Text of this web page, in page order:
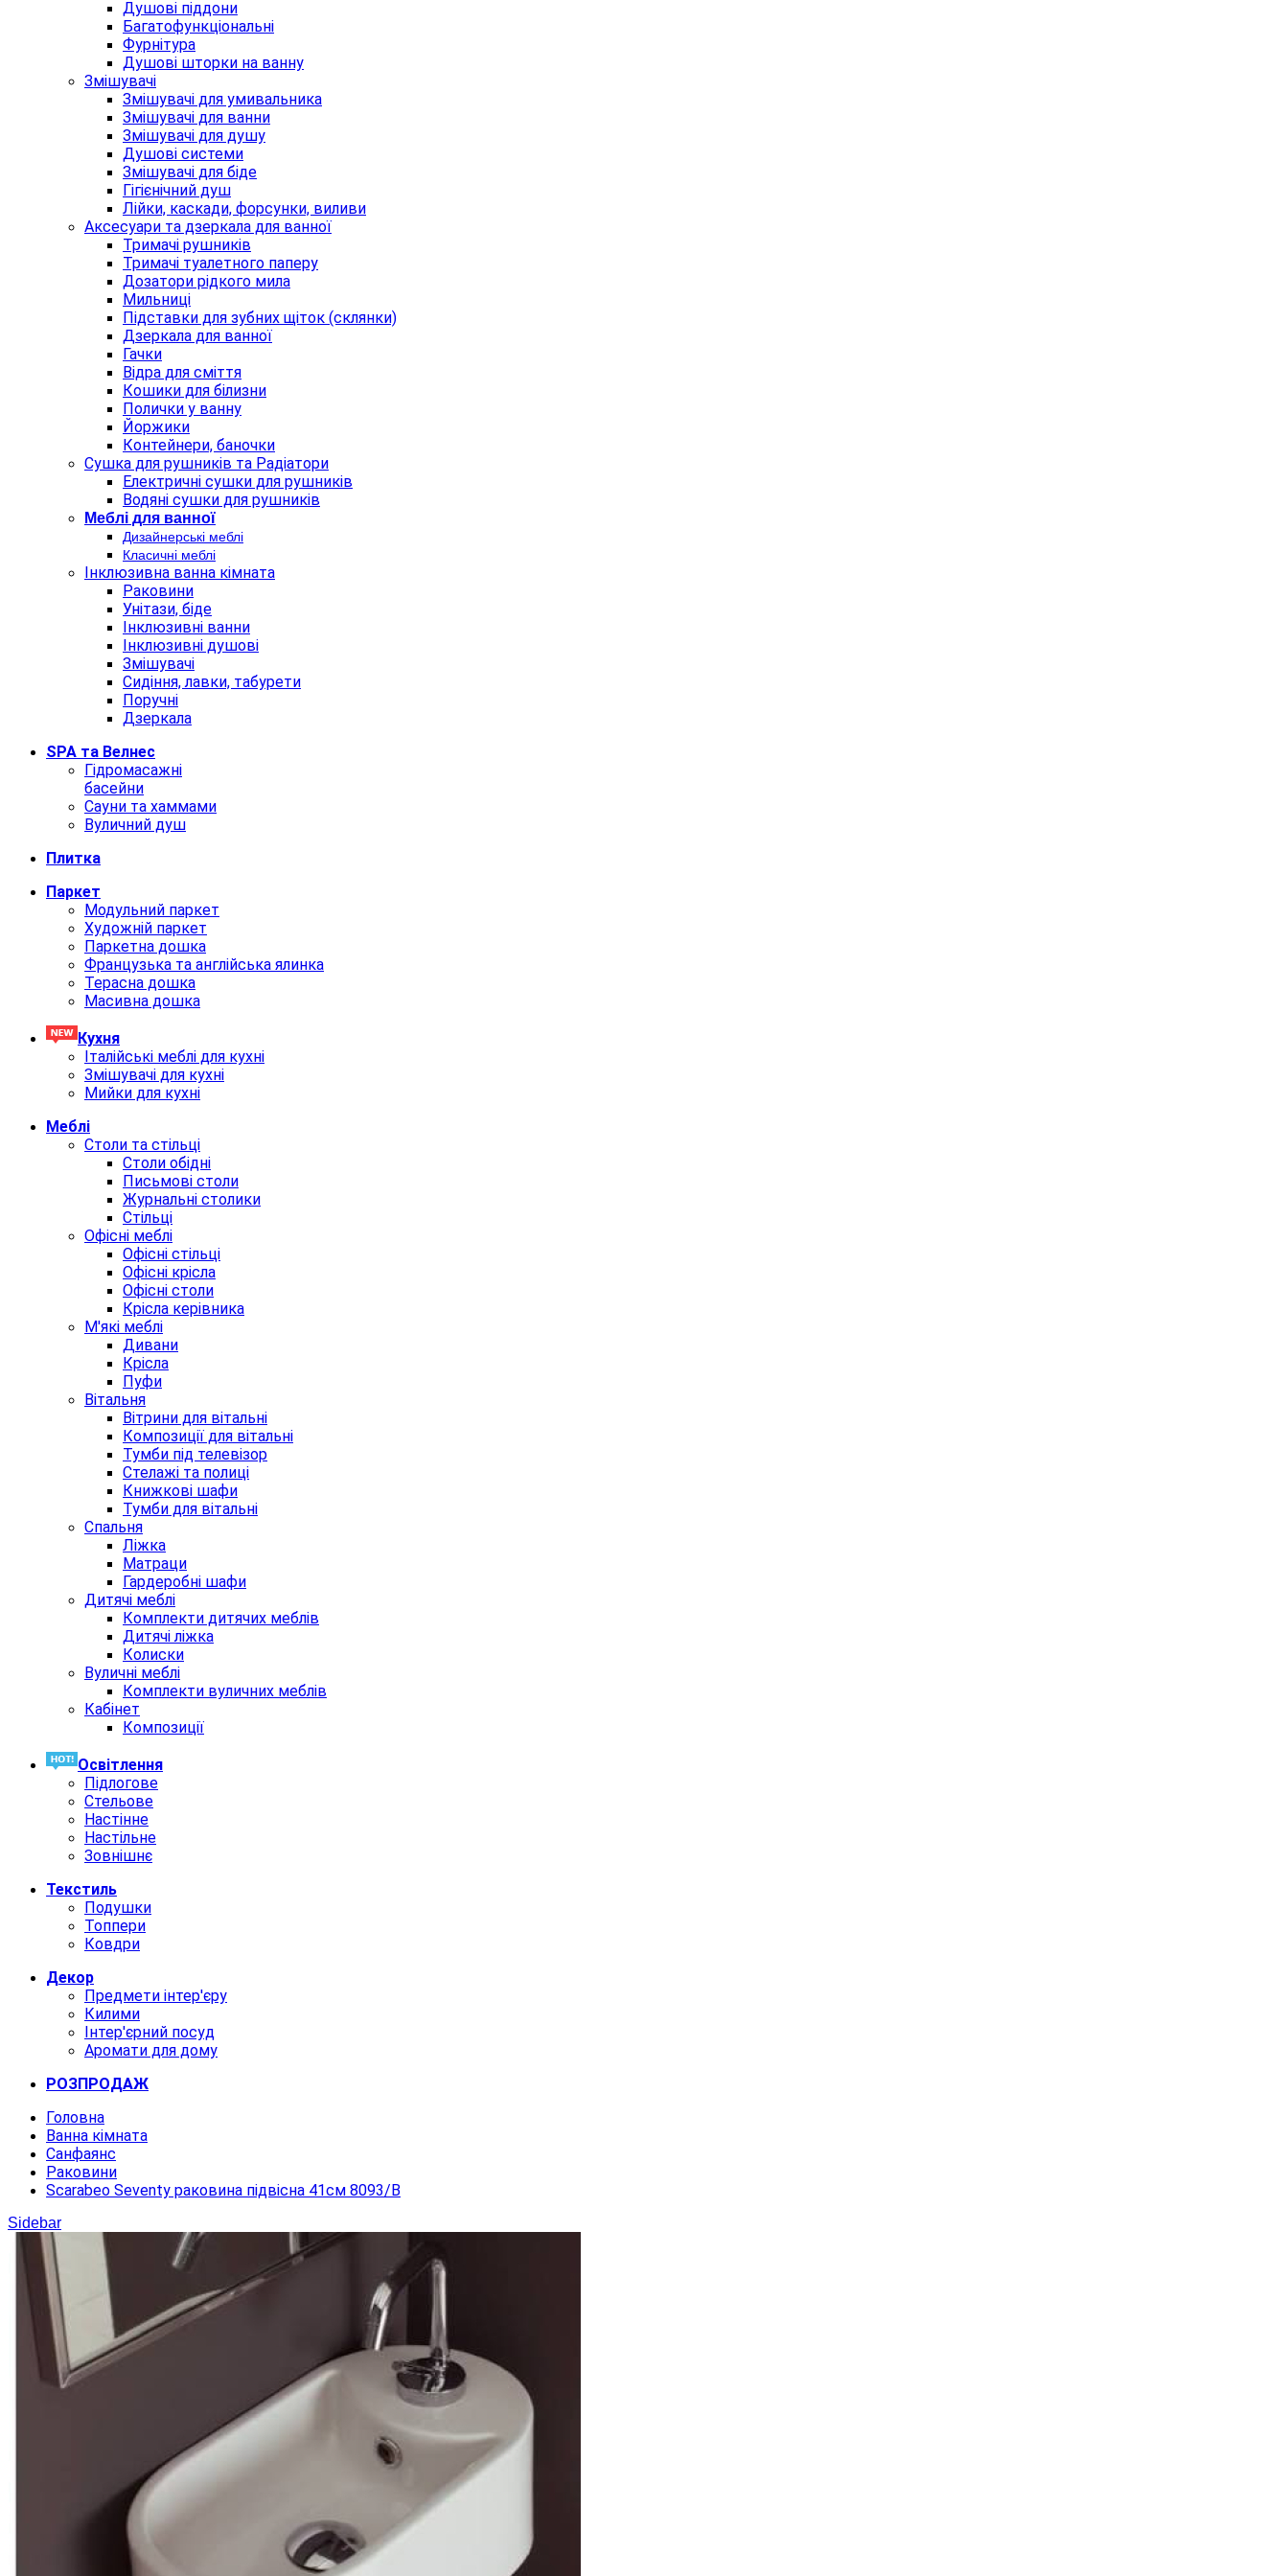
Душові піддони
Багатофункціональні
Фурнітура
Душові шторки на ванну
Змішувачі
Змішувачі для умивальника
Змішувачі для ванни
Змішувачі для душу
Душові системи
Змішувачі для біде
Гігієнічний душ
Лійки, каскади, форсунки, виливи
Аксесуари та дзеркала для ванної
Тримачі рушників
Тримачі туалетного паперу
Дозатори рідкого мила
Мильниці
Підставки для зубних щіток (склянки)
Дзеркала для ванної
Гачки
Відра для сміття
Кошики для білизни
Полички у ванну
Йоржики
Контейнери, баночки
Сушка для рушників та Радіатори
Електричні сушки для рушників
Водяні сушки для рушників
Меблi для ванної
Дизайнерські меблі
Класичні меблі
Інклюзивна ванна кімната
Раковини
Унітази, біде
Інклюзивні ванни
Інклюзивні душові
Змішувачі
Сидіння, лавки, табурети
Поручні
Дзеркала
SPA та Велнес
Гідромасажні
басейни
Сауни та хаммами
Вуличний душ
Плитка
Паркет
Модульний паркет
Художній паркет
Паркетна дошка
Французька та англійська ялинка
Терасна дошка
Масивна дошка
Кухня
Італійські меблі для кухні
Змішувачі для кухні
Мийки для кухні
Меблi
Столи та стільці
Столи обідні
Письмові столи
Журнальні столики
Стільці
Офісні меблі
Офісні стільці
Офісні крісла
Офісні столи
Крісла керівника
М'які меблі
Дивани
Крісла
Пуфи
Вітальня
Вітрини для вітальні
Композиції для вітальні
Тумби під телевізор
Стелажі та полиці
Книжкові шафи
Тумби для вітальні
Спальня
Ліжка
Матраци
Гардеробні шафи
Дитячі меблі
Комплекти дитячих меблів
Дитячі ліжка
Колиски
Вуличні меблі
Комплекти вуличних меблів
Кабінет
Композиції
Освiтлення
Підлогове
Стельове
Настінне
Настільне
Зовнішнє
Текстиль
Подушки
Топпери
Ковдри
Декор
Предмети інтер'єру
Килими
Інтер'єрний посуд
Аромати для дому
РОЗПРОДАЖ
Головна
Ванна кімната
Санфаянс
Раковини
Scarabeo Seventy раковина підвісна 41см 8093/B
Sidebar